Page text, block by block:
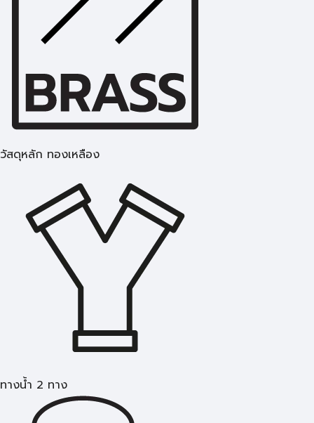
วัสดุหลัก ทองเหลือง
ทางน้ำ 2 ทาง